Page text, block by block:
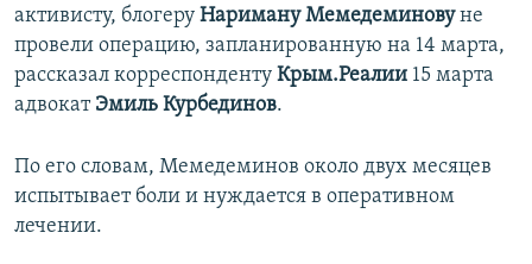
активисту, блогеру Нариману Мемедеминовуне
провели операцию, запланированную на 14 марта,
рассказал корреспонденту Крым.Реалии 15 марта
адвокат Эмиль Курбединов.
По его словам, Мемедеминов около двух месяцев
испытывает боли и нуждается в оперативном
лечении.